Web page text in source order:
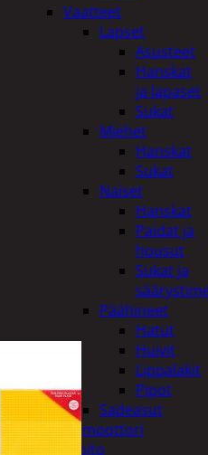
Vaatteet
Lapset
Asusteet
Hanskat
ja lapaset
Sukat
Miehet
Hanskat
Sukat
Naiset
Hanskat
Paidat ja
housut
Sukat ja
Päähineet
Hatut
Huivit
Lippalakit
Pipot
Sadeasut
Auto, vene ja moottori
Autonhoito